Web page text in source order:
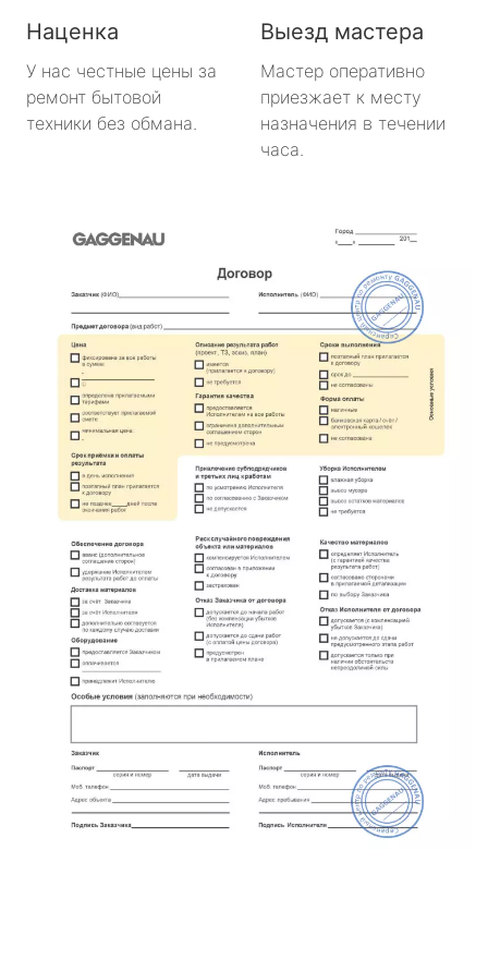
Наценка
У нас честные цены за
ремонт бытовой
техники без обмана.
Выезд мастера
Мастер оперативно
приезжает к месту
назначения в течении
часа.